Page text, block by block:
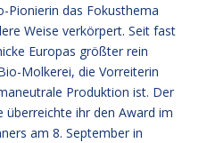
Pionierin das Fokusthema
Weise verkörpert. Seit fast
Europas größter rein
Molkerei, die Vorreiterin
Produktion ist. Der
überreichte ihr den Award im
am 8. September in